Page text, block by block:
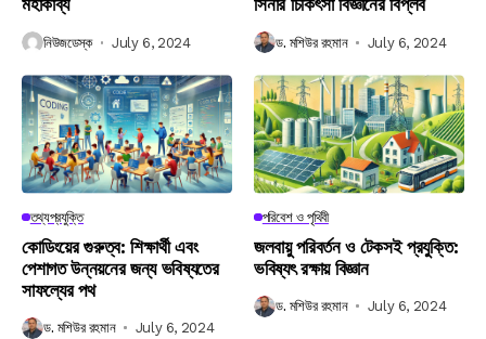
মহাকাব্য
নিউজডেস্ক July 6, 2024
সিনার চিকিৎসা বিজ্ঞানের বিপ্লব
ড. মশিউর রহমান July 6, 2024
তথ্যপ্রযুক্তি
কোডিংয়ের গুরুত্ব: শিক্ষার্থী এবং
পেশাগত উন্নয়নের জন্য ভবিষ্যতের
সাফল্যের পথ
ড. মশিউর রহমান July 6, 2024
পরিবেশ ও পৃথিবী
জলবায়ু পরিবর্তন ও টেকসই প্রযুক্তি:
ভবিষ্যৎ রক্ষায় বিজ্ঞান
ড. মশিউর রহমান July 6, 2024